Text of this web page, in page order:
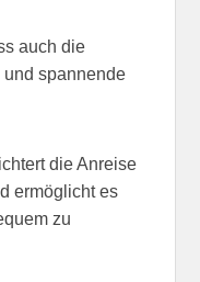
auch die
und spannende
die Anreise
ermöglicht es
zu